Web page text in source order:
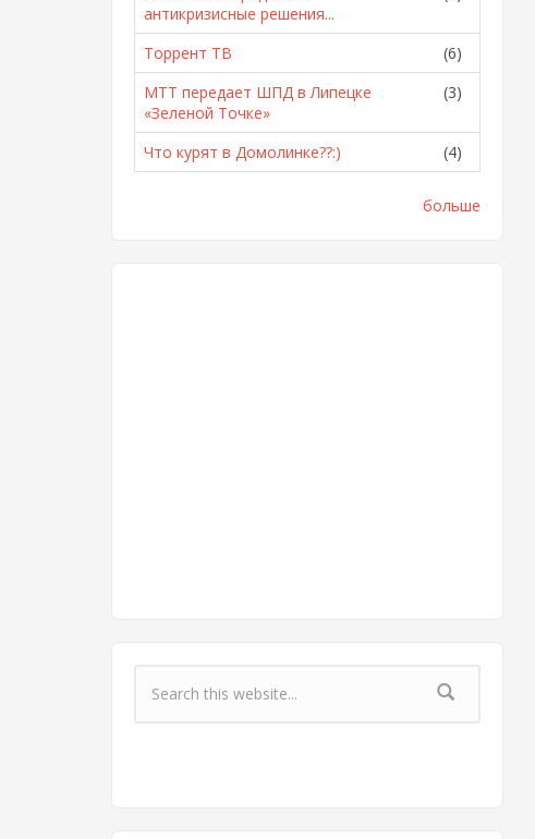
антикризисные решения...
Торрент ТВ
(6)
МТТ передает ШПД в Липецке
«Зеленой Точке»
(3)
Что курят в Домолинке??:) (4)
больше
Форма поиска